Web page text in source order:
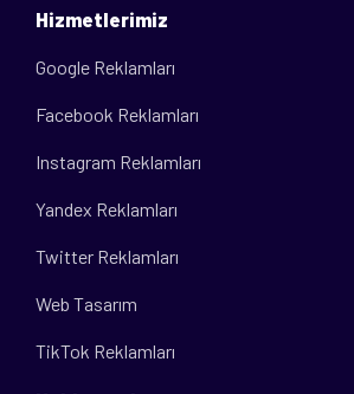
Hizmetlerimiz
Google Reklamları
Facebook Reklamları
Instagram Reklamları
Yandex Reklamları
Twitter Reklamları
Web Tasarım
TikTok Reklamları